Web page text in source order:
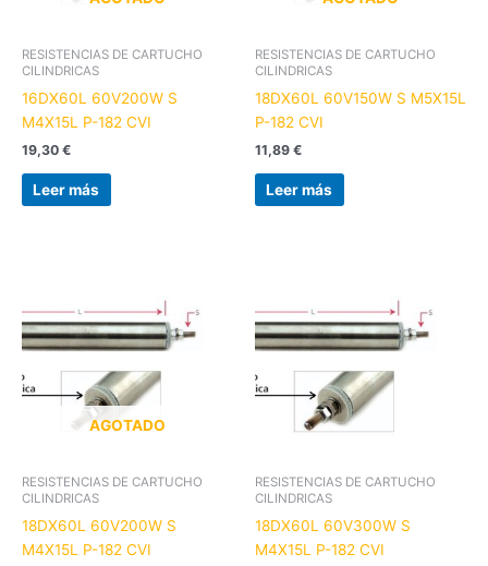
RESISTENCIAS DE CARTUCHO
CILINDRICAS
16DX60L 60V200W S
M4X15L P-182 CVI
19,30 €
Leer más
RESISTENCIAS DE CARTUCHO
CILINDRICAS
18DX60L 60V150W S M5X15L
P-182 CVI
11,89 €
Leer más
AGOTADO
RESISTENCIAS DE CARTUCHO
CILINDRICAS
18DX60L 60V200W S
M4X15L P-182 CVI
RESISTENCIAS DE CARTUCHO
CILINDRICAS
18DX60L 60V300W S
M4X15L P-182 CVI